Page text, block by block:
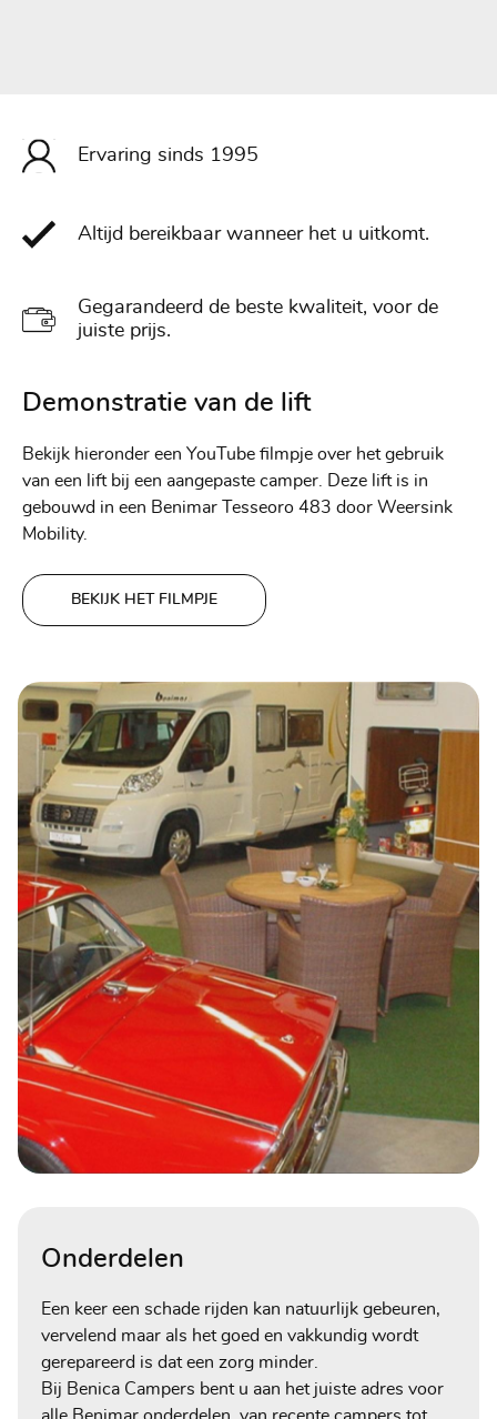
Ervaring sinds 1995
Altijd bereikbaar wanneer het u uitkomt.
Gegarandeerd de beste kwaliteit, voor de
juiste prijs.
Demonstratie van de lift
Bekijk hieronder een YouTube filmpje over het gebruik
van een lift bij een aangepaste camper. Deze lift is in
gebouwd in een Benimar Tesseoro 483 door Weersink
Mobility.
BEKIJK HET FILMPJE
Onderdelen
Een keer een schade rijden kan natuurlijk gebeuren,
vervelend maar als het goed en vakkundig wordt
gerepareerd is dat een zorg minder.
Bij Benica Campers bent u aan het juiste adres voor
alle Benimar onderdelen, van recente campers tot